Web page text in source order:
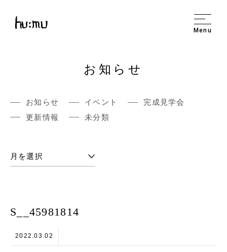
Menu
お知らせ
お知らせ イベント
完成見学会
更新情報
未分類
S__45981814
2022.03.02